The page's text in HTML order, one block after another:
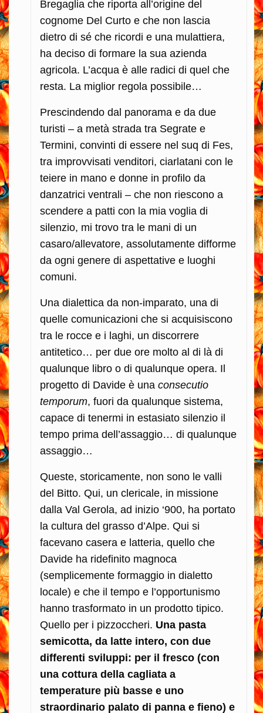
Bregaglia che riporta all’origine del
cognome Del Curto e che non lascia
dietro di sé che ricordi e una mulattiera,
ha deciso di formare la sua azienda
agricola. L’acqua è alle radici di quel che
resta. La miglior regola possibile…
Prescindendo dal panorama e da due
turisti – a metà strada tra Segrate e
Termini, convinti di essere nel suq di Fes,
tra improvvisati venditori, ciarlatani con le
teiere in mano e donne in profilo da
danzatrici ventrali – che non riescono a
scendere a patti con la mia voglia di
silenzio, mi trovo tra le mani di un
casaro/allevatore, assolutamente difforme
da ogni genere di aspettative e luoghi
comuni.
Una dialettica da non-imparato, una di
quelle comunicazioni che si acquisiscono
tra le rocce e i laghi, un discorrere
antitetico… per due ore molto al di là di
qualunque libro o di qualunque opera. Il
progetto di Davide è una consecutio
temporum, fuori da qualunque sistema,
capace di tenermi in estasiato silenzio il
tempo prima dell’assaggio… di qualunque
assaggio…
Queste, storicamente, non sono le valli
del Bitto. Qui, un clericale, in missione
dalla Val Gerola, ad inizio ‘900, ha portato
la cultura del grasso d’Alpe. Qui si
facevano casera e latteria, quello che
Davide ha ridefinito magnoca
(semplicemente formaggio in dialetto
locale) e che il tempo e l’opportunismo
hanno trasformato in un prodotto tipico.
Quello per i pizzoccheri. Una pasta
semicotta, da latte intero, con due
differenti sviluppi: per il fresco (con
una cottura della cagliata a
temperature più basse e uno
straordinario palato di panna e fieno) e